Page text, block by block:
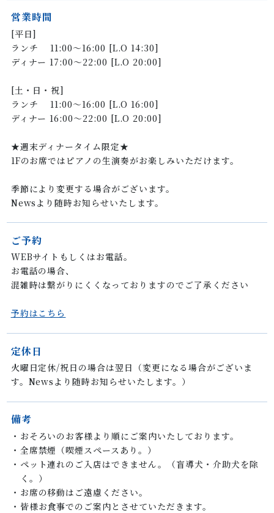
営業時間
[平日]
ランチ 11:00〜16:00 [L.O 14:30]
ディナー 17:00〜22:00 [L.O 20:00]
[土・日・祝]
ランチ 11:00〜16:00 [L.O 16:00]
ディナー 16:00〜22:00 [L.O 20:00]
★週末ディナータイム限定★
1Fのお席ではピアノの生演奏がお楽しみいただけます。
季節により変更する場合がございます。
Newsより随時お知らせいたします。
ご予約
WEBサイトもしくはお電話。
お電話の場合、
混雑時は繋がりにくくなっておりますのでご了承ください
予約はこちら
定休日
火曜日定休/祝日の場合は翌日（変更になる場合がございま
す。Newsより随時お知らせいたします。）
備考
・ おそろいのお客様より順にご案内いたしております。
・ 全席禁煙（喫煙スペースあり。）
・ ペット連れのご入店はできません。（盲導犬・介助犬を除
く。）
・ お席の移動はご遠慮ください。
・ 皆様お食事でのご案内とさせていただきます。